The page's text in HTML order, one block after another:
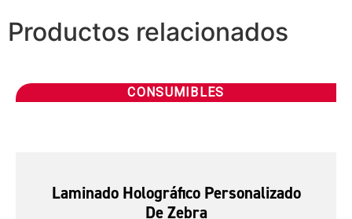
Productos relacionados
CONSUMIBLES
Laminado Holográfico Personalizado
De Zebra